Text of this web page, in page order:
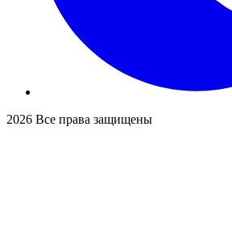
2026 Все права защищены